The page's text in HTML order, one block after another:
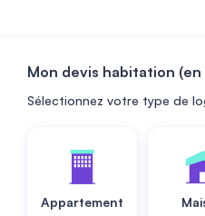
Mon devis habitation (en
Sélectionnez votre type de
Appartement